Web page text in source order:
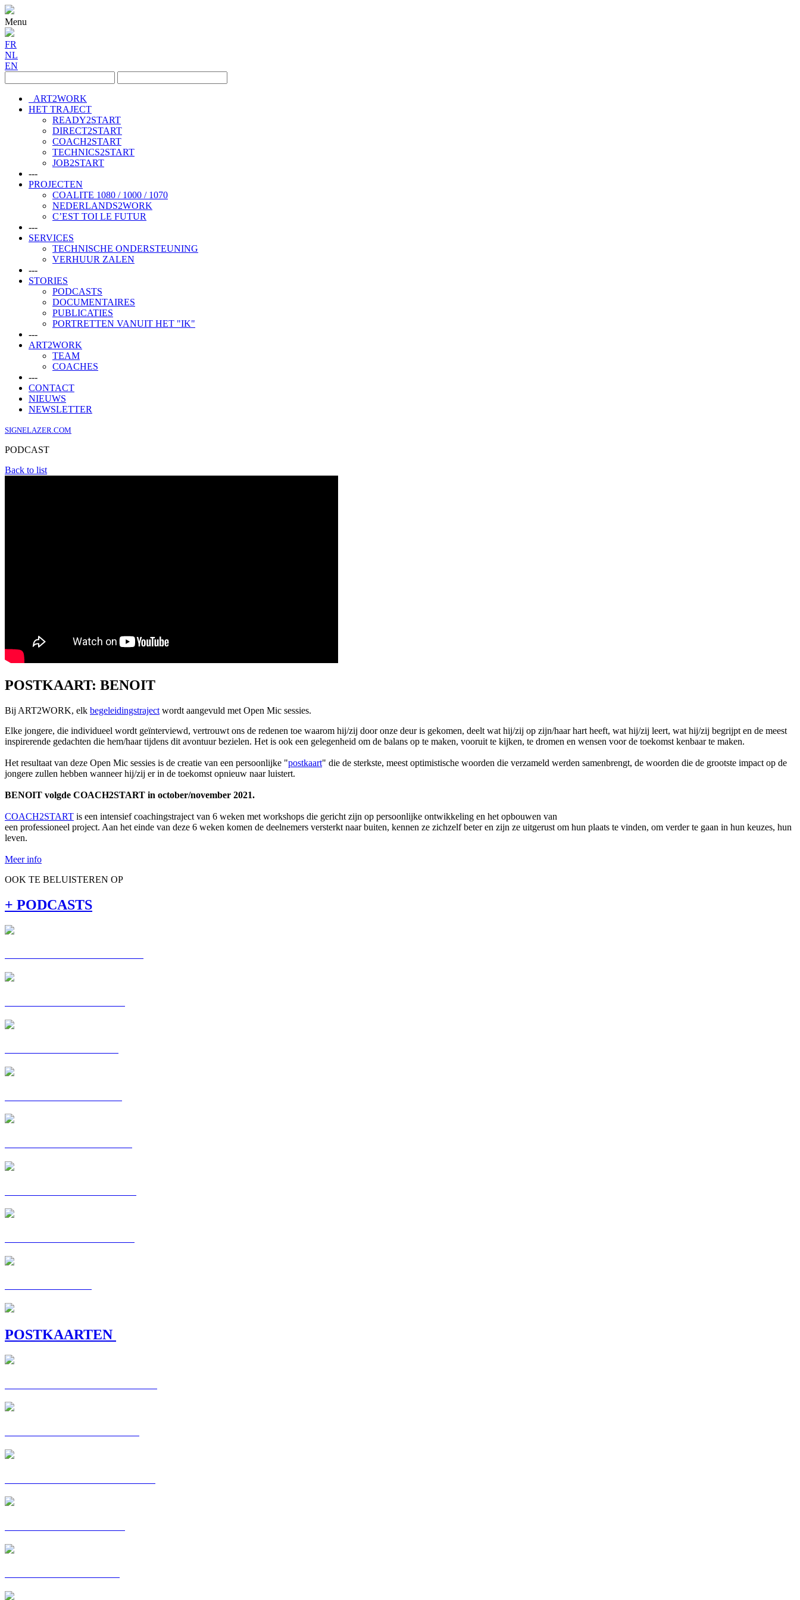
Menu
FR
NL
EN
ART2WORK
HET TRAJECT
READY2START
DIRECT2START
COACH2START
TECHNICS2START
JOB2START
---
PROJECTEN
COALITE 1080 / 1000 / 1070
NEDERLANDS2WORK
C’EST TOI LE FUTUR
---
SERVICES
TECHNISCHE ONDERSTEUNING
VERHUUR ZALEN
---
STORIES
PODCASTS
DOCUMENTAIRES
PUBLICATIES
PORTRETTEN VANUIT HET "IK"
---
ART2WORK
TEAM
COACHES
---
CONTACT
NIEUWS
NEWSLETTER
SIGNELAZER.COM
PODCAST
Back to list
POSTKAART: BENOIT
Bij ART2WORK, elk begeleidingstraject wordt aangevuld met Open Mic sessies.
Elke jongere, die individueel wordt geïnterviewd, vertrouwt ons de redenen toe waarom hij/zij door onze deur is gekomen, deelt wat hij/zij op zijn/haar hart heeft, wat hij/zij leert, wat hij/zij begrijpt en de meest
inspirerende gedachten die hem/haar tijdens dit avontuur bezielen. Het is ook een gelegenheid om de balans op te maken, vooruit te kijken, te dromen en wensen voor de toekomst kenbaar te maken.
Het resultaat van deze Open Mic sessies is de creatie van een persoonlijke "postkaart" die de sterkste, meest optimistische woorden die verzameld werden samenbrengt, de woorden die de grootste impact op de
jongere zullen hebben wanneer hij/zij er in de toekomst opnieuw naar luistert.
BENOIT volgde COACH2START in october/november 2021.
COACH2START is een intensief coachingstraject van 6 weken met workshops die gericht zijn op persoonlijke ontwikkeling en het opbouwen van
een professioneel project. Aan het einde van deze 6 weken komen de deelnemers versterkt naar buiten, kennen ze zichzelf beter en zijn ze uitgerust om hun plaats te vinden, om verder te gaan in hun keuzes, hun
leven.
Meer info
OOK TE BELUISTEREN OP
+ PODCASTS
POSTKAARTEN